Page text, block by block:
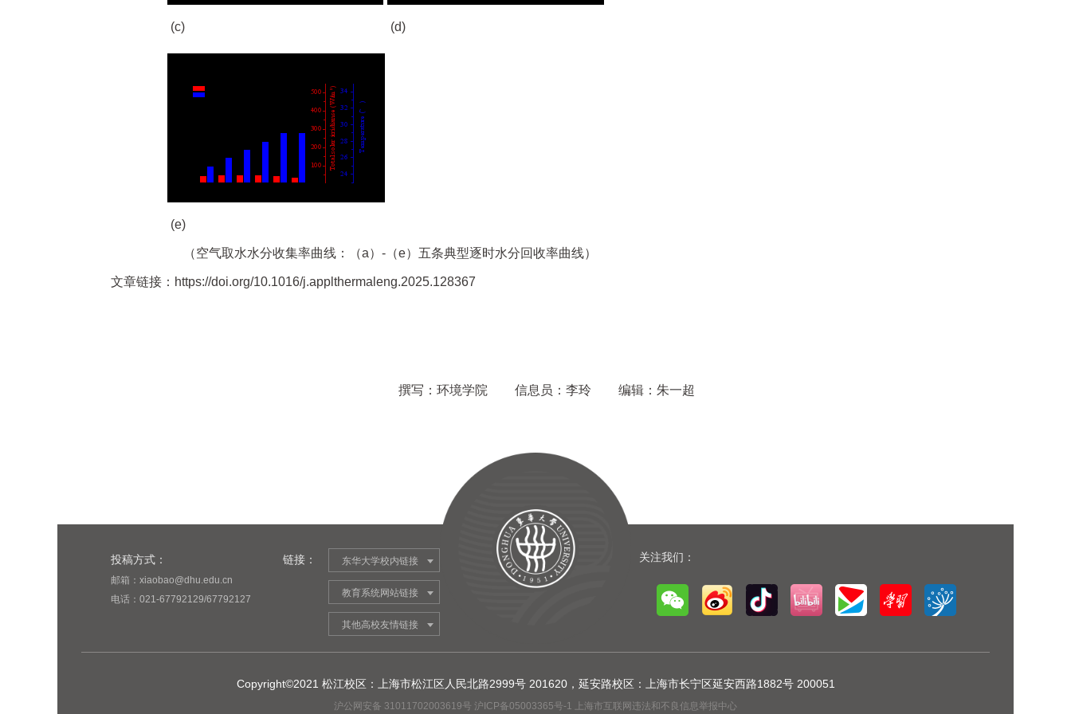
(c) (d)
(e)
（空气取水水分收集率曲线：（a）-（e）五条典型逐时水分回收率曲线）
文章链接：https://doi.org/10.1016/j.applthermaleng.2025.128367
撰写：环境学院 信息员：李玲 编辑：朱一超
东华大学校内链接
教育系统网站链接
其他高校友情链接
链接：
投稿方式：
邮箱：xiaobao@dhu.edu.cn
电话：021-67792129/67792127
关注我们：
Copyright©2021 松江校区：上海市松江区人民北路2999号 201620，延安路校区：上海市长宁区延安西路1882号 200051
沪公网安备 31011702003619号 沪ICP备05003365号-1 上海市互联网违法和不良信息举报中心